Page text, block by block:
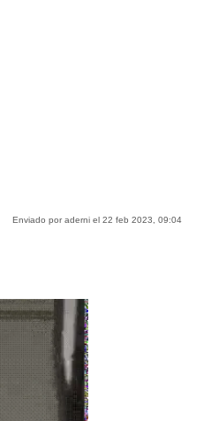
Enviado por aderni el 22 feb 2023, 09:04